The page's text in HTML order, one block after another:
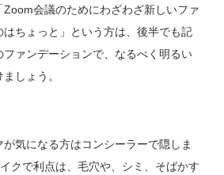
会議のためにわざわざ新しいファ
はちょっと」という方は、後半でも記
ァンデーションで、なるべく明るい
しょう。
気になる方はコンシーラーで隠しま
クで利点は、毛穴や、シミ、そばかす